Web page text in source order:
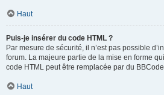
Haut
Puis-je insérer du code HTML ?
Par mesure de sécurité, il n’est pas possible
forum. La majeure partie de la mise en forme
code HTML peut être remplacée par du
Haut